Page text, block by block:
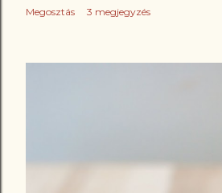
Megosztás 3 megjegyzés